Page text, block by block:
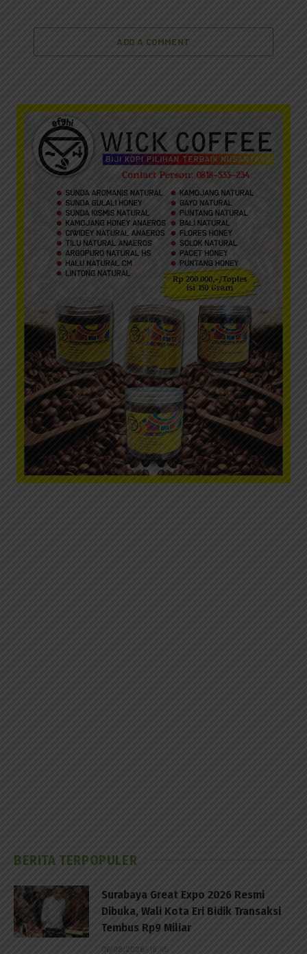
ADD A COMMENT
BERITA TERPOPULER
Surabaya Great Expo 2026 Resmi
Dibuka, Wali Kota Eri Bidik Transaksi
Tembus Rp9 Miliar
06/08/2026 - 18:45